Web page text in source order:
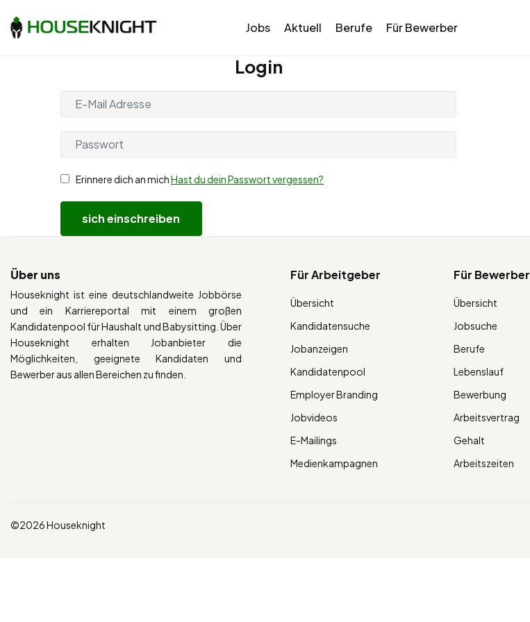
Jobs Aktuell Berufe Für Bewerber
Login
Erinnere dich an michHast du dein Passwort vergessen?
Über uns
Houseknight ist eine deutschlandweite Jobbörse
und ein Karriereportal mit einem großen
Kandidatenpool für Haushalt und Babysitting. Über
Houseknight erhalten Jobanbieter die
Möglichkeiten, geeignete Kandidaten und
Bewerber aus allen Bereichen zu finden.
Für Arbeitgeber
Übersicht
Kandidatensuche
Jobanzeigen
Kandidatenpool
Employer Branding
Jobvideos
E-Mailings
Medienkampagnen
Für Bewerber
Übersicht
Jobsuche
Berufe
Lebenslauf
Bewerbung
Arbeitsvertrag
Gehalt
Arbeitszeiten
©2026 Houseknight